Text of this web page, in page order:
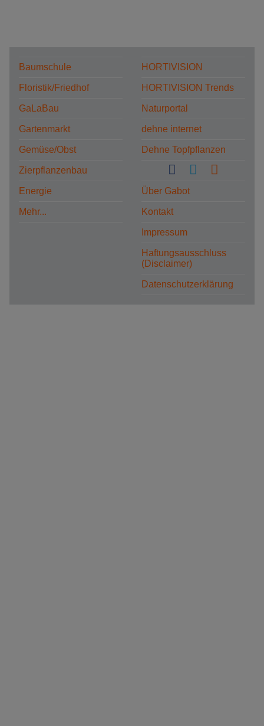
Baumschule
Floristik/Friedhof
GaLaBau
Gartenmarkt
Gemüse/Obst
Zierpflanzenbau
Energie
Mehr...
HORTIVISION
HORTIVISION Trends
Naturportal
dehne internet
Dehne Topfpflanzen
Über Gabot
Kontakt
Impressum
Haftungsausschluss
(Disclaimer)
Datenschutzerklärung